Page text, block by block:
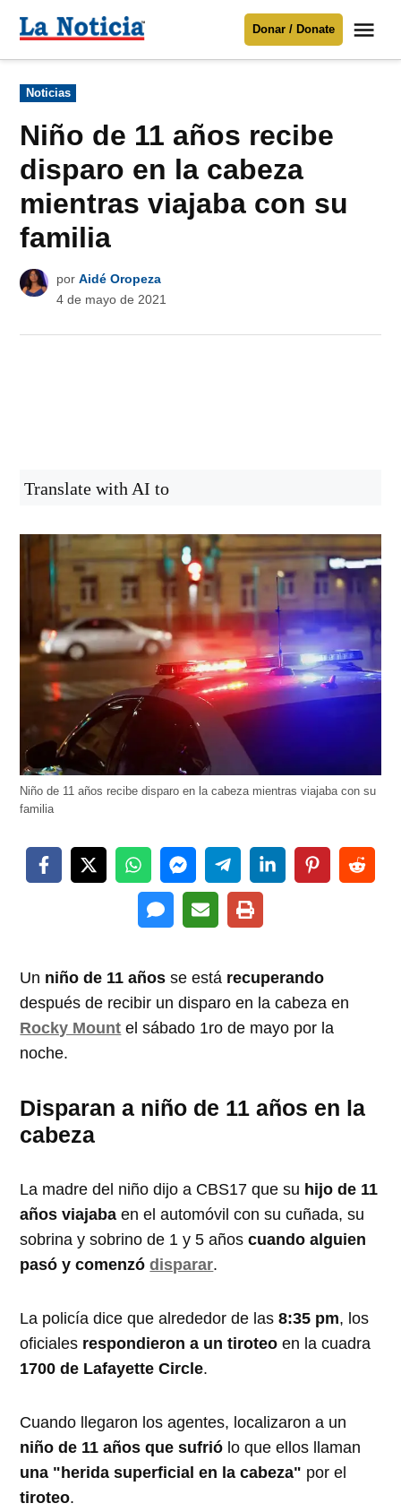
Para mantenerte informado necesitamos
Donar
contenido
Noticia
Donar / Donate
Publicado
en
Noticias
Niño de 11 años recibe
disparo en la cabeza
mientras viajaba con su
familia
por Aidé Oropeza
4 de mayo de 2021
Translate with AI to
Niño de 11 años recibe disparo en la cabeza mientras viajaba con su
familia
Un niño de 11 años se está recuperando
después de recibir un disparo en la cabeza en
Rocky Mount el sábado 1ro de mayo por la
noche.
Disparan a niño de 11 años en la
cabeza
La madre del niño dijo a CBS17 que su hijo de 11
años viajaba en el automóvil con su cuñada, su
sobrina y sobrino de 1 y 5 añoscuando alguien
pasó y comenzódisparar.
La policía dice que alrededor de las8:35 pm, los
oficiales respondieron a un tiroteo en la cuadra
1700 de Lafayette Circle.
Cuando llegaron los agentes, localizaron a un
niño de 11 años que sufrió lo que ellos llaman
una "herida superficial en la cabeza" por el
tiroteo.